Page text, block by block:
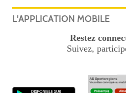
L'APPLICATION MOBILE
Restez
Suivez,